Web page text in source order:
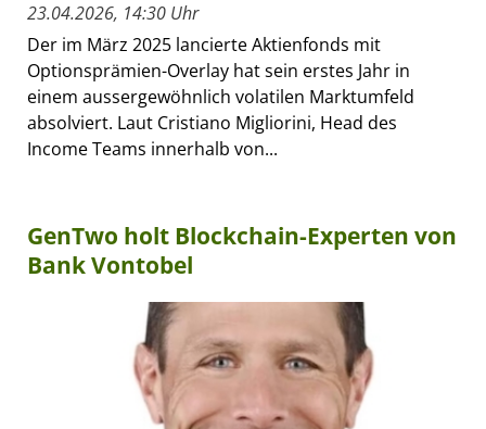
23.04.2026, 14:30 Uhr
Der im März 2025 lancierte Aktienfonds mit
Optionsprämien-Overlay hat sein erstes Jahr in
einem aussergewöhnlich volatilen Marktumfeld
absolviert. Laut Cristiano Migliorini, Head des
Income Teams innerhalb von...
GenTwo holt Blockchain-Experten von
Bank Vontobel